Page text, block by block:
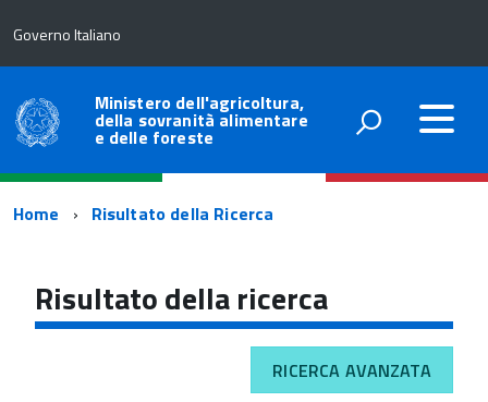
Governo Italiano
Ministero dell'agricoltura,
della sovranità alimentare
e delle foreste
Percorso
navigazione
Home Risultato della Ricerca
Risultato della ricerca
RICERCA AVANZATA